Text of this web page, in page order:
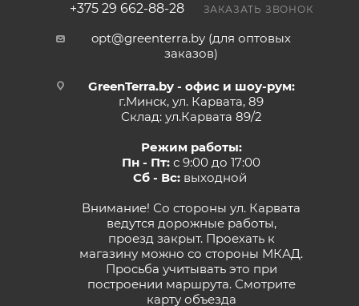
+375 29 662-88-28 ЗАКАЗАТЬ ЗВОНОК
opt@greenterra.by (для оптовых
заказов)
GreenTerra.by - офис и шоу-рум:
г.Минск, ул. Карвата, 89
Склад: ул.Карвата 89/2
Режим работы:
Пн - Пт: с 9:00 до 17:00
Сб - Вс:выходной
Внимание! Со стороны ул. Карвата
ведутся дорожные работы,
проезд закрыт. Проехать к
магазину можно со стороны МКАД.
Просьба учитывать это при
построении маршрута. Смотрите
карту объезда